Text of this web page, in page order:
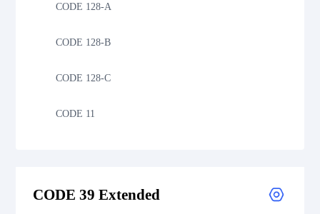
CODE 128-A
CODE 128-B
CODE 128-C
CODE 11
CODE 39 Extended